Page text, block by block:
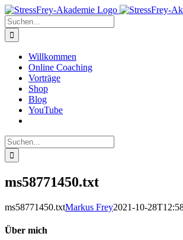
Zum
Inhalt
springen
Suche
nach:
Willkommen
Online Coaching
Vorträge
Shop
Blog
YouTube
Suche
nach:
ms58771450.txt
ms58771450.txtMarkus Frey2021-10-
Über mich